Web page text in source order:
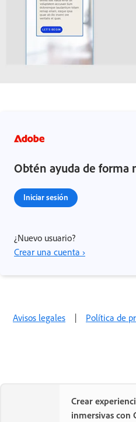
Obtén ayuda de forma
Iniciar sesión
¿Nuevo usuario?
Crear una cuenta ›
Avisos legales | Política de
Crear
inmersivas con